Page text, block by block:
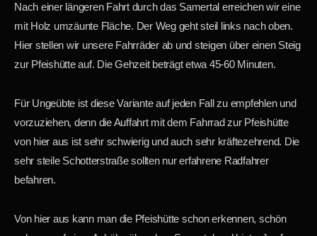
Nach einer längeren Fahrt durch das Samertal erreichen wir eine
mit Holz umzäunte Fläche. Der Weg geht steil links nach oben.
Hier stellen wir unsere Fahrräder ab und steigen über einen Steig
zur Pfeishütte auf. Die Gehzeit beträgt etwa 45-60 Minuten.
Für Ungeübte ist diese Variante auf jeden Fall zu empfehlen und
vorzuziehen, denn die Auffahrt mit dem Fahrrad zur Pfeishütte
von hier aus ist sehr schwierig und auch sehr kräftezehrend. Die
sehr steile Schotterstraße sollten nur erfahrene Radfahrer
befahren.
Von hier aus kann man die Pfeishütte schon erkennen, schön